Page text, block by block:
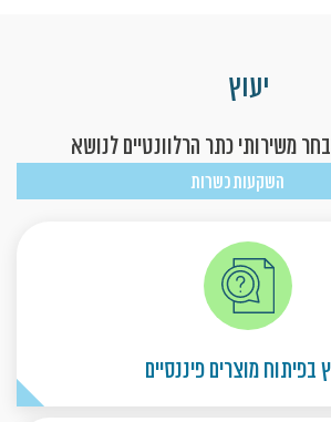
יעוץ
משירותי כתר הרלוונטיים לנושא
השקעות כשרות
בפיתוח מוצרים פיננסיים